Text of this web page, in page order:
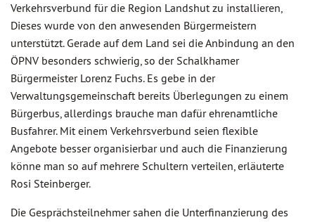
Verkehrsverbund für die Region Landshut zu installieren,
Dieses wurde von den anwesenden Bürgermeistern
unterstützt. Gerade auf dem Land sei die Anbindung an den
ÖPNV besonders schwierig, so der Schalkhamer
Bürgermeister Lorenz Fuchs. Es gebe in der
Verwaltungsgemeinschaft bereits Überlegungen zu einem
Bürgerbus, allerdings brauche man dafür ehrenamtliche
Busfahrer. Mit einem Verkehrsverbund seien flexible
Angebote besser organisierbar und auch die Finanzierung
könne man so auf mehrere Schultern verteilen, erläuterte
Rosi Steinberger.
Die Gesprächsteilnehmer sahen die Unterfinanzierung des